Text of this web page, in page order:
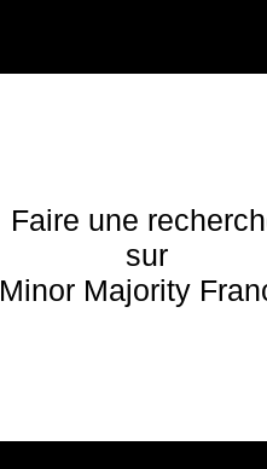
Faire une
sur
Minor Majority